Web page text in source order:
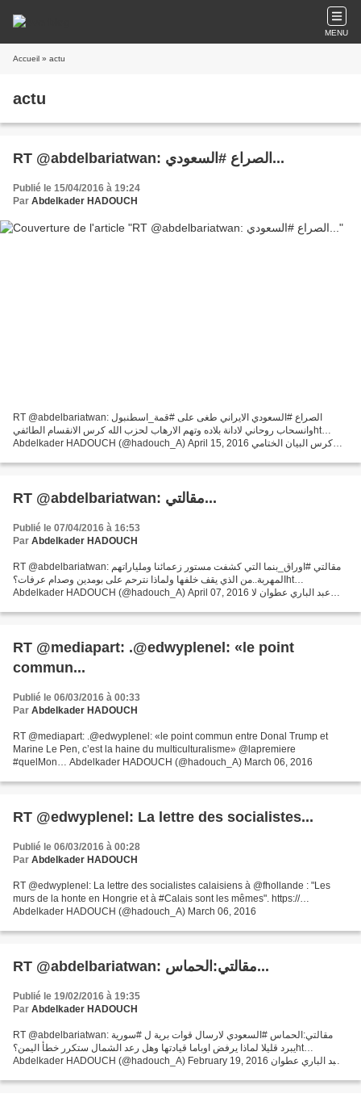
MENU
Accueil » actu
actu
RT @abdelbariatwan: الصراع #السعودي...
Publié le 15/04/2016 à 19:24
Par Abdelkader HADOUCH
RT @abdelbariatwan: الصراع #السعودي الايراني طغى على #قمة_اسطنبول
وانسحاب روحاني لادانة بلاده وتهم الارهاب لحزب الله كرس الانقسام الطائفيht…
Abdelkader HADOUCH (@hadouch_A) April 15, 2016 كرس البيان الختامي
RT @abdelbariatwan: مقالتي...
Publié le 07/04/2016 à 16:53
Par Abdelkader HADOUCH
RT @abdelbariatwan: مقالتي #اوراق_بنما التي كشفت مستور زعمائنا وملياراتهم
المهربة..من الذي يقف خلفها ولماذا نترحم على بومدين وصدام عرفات؟ht…
Abdelkader HADOUCH (@hadouch_A) April 07, 2016 عبد الباري عطوان لا
RT @mediapart: .@edwyplenel: «le point
commun...
Publié le 06/03/2016 à 00:33
Par Abdelkader HADOUCH
RT @mediapart: .@edwyplenel: «le point commun entre Donal Trump et
Marine Le Pen, c’est la haine du multiculturalisme» @lapremiere
#quelMon… Abdelkader HADOUCH (@hadouch_A) March 06, 2016
RT @edwyplenel: La lettre des socialistes...
Publié le 06/03/2016 à 00:28
Par Abdelkader HADOUCH
RT @edwyplenel: La lettre des socialistes calaisiens à @fhollande : "Les
murs de la honte en Hongrie et à #Calais sont les mêmes". https://…
Abdelkader HADOUCH (@hadouch_A) March 06, 2016
RT @abdelbariatwan: مقالتي:الحماس...
Publié le 19/02/2016 à 19:35
Par Abdelkader HADOUCH
RT @abdelbariatwan: مقالتي:الحماس #السعودي لارسال قوات برية ل #سورية
يبرد قليلا لماذا يرفض اوباما قيادتها وهل رعد الشمال ستكرر خطأ اليمن؟ht…
Abdelkader HADOUCH (@hadouch_A) February 19, 2016 عبد الباري عطوان